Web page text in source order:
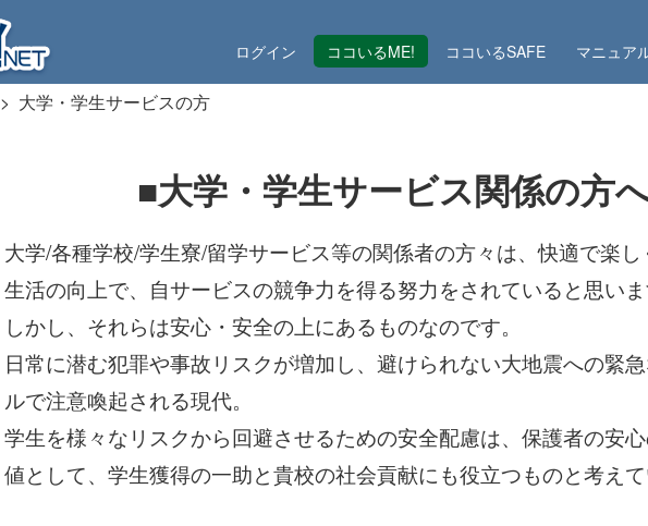
ログイン ココいるME! ココいるSAFE マニュア
> 大学・学生サービスの方
■大学・学生サービス関係の方
大学/各種学校/学生寮/留学サービス等の関係者の方々は、快適で楽
生活の向上で、自サービスの競争力を得る努力をされていると思い
しかし、それらは安心・安全の上にあるものなのです。
日常に潜む犯罪や事故リスクが増加し、避けられない大地震への緊
ルで注意喚起される現代。
学生を様々なリスクから回避させるための安全配慮は、保護者の安
値として、学生獲得の一助と貴校の社会貢献にも役立つものと考え